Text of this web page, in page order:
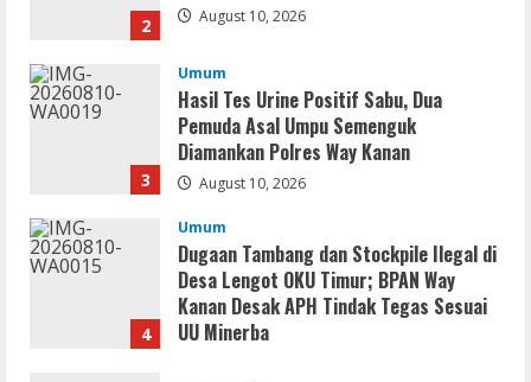
2 August 10, 2026
3
Umum
Hasil Tes Urine Positif Sabu, Dua
Pemuda Asal Umpu Semenguk
Diamankan Polres Way Kanan
August 10, 2026
4
Umum
Dugaan Tambang dan Stockpile Ilegal di
Desa Lengot OKU Timur; BPAN Way
Kanan Desak APH Tindak Tegas Sesuai
UU Minerba